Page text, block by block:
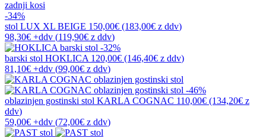
zadnji kosi
-34%
stol LUX XL BEIGE 150,00€ (183,00€ z ddv)
98,30€ +ddv (119,90€ z ddv)
-32%
barski stol HOKLICA 120,00€ (146,40€ z ddv)
81,10€ +ddv (99,00€ z ddv)
-46%
oblazinjen gostinski stol KARLA COGNAC 110,00€ (134,20€ z
ddv)
59,00€ +ddv (72,00€ z ddv)